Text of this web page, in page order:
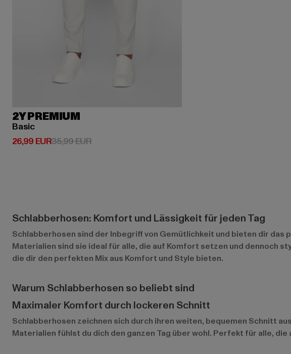
2Y PREMIUM
Basic
26,99 EUR
Derzeitiger Preis: 26,99 EUR
35,99 EURAktionspreis: 35,99 EUR
Schlabberhosen: Komfort und Lässigkeit für jeden Tag
Schlabberhosen sind der Inbegriff von Gemütlichkeit und bieten dir
Materialien sind sie ideal für alle, die auf Komfort setzen und dennoch
die dir den perfekten Mix aus Komfort und Style bieten.
Warum Schlabberhosen so beliebt sind
Maximaler Komfort durch lockeren Schnitt
Schlabberhosen zeichnen sich durch ihren weiten, bequemen Schnitt
Materialien fühlst du dich den ganzen Tag über wohl. Perfekt für alle,